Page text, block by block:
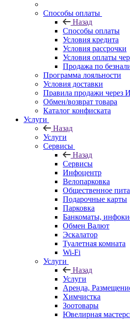
Способы оплаты
Назад
Способы оплаты
Условия кредита
Условия рассрочки
Условия оплаты
Продажа по
Программа лояльности
Условия доставки
Правила продажи через
Обмен/возврат товара
Каталог конфиската
Услуги
Назад
Услуги
Сервисы
Назад
Сервисы
Инфоцентр
Велопарковка
Общественное
Подарочные карты
Парковка
Банкоматы,
Обмен Валют
Эскалатор
Туалетная комната
Wi-Fi
Услуги
Назад
Услуги
Аренда,
Химчистка
Зоотовары
Ювелирная